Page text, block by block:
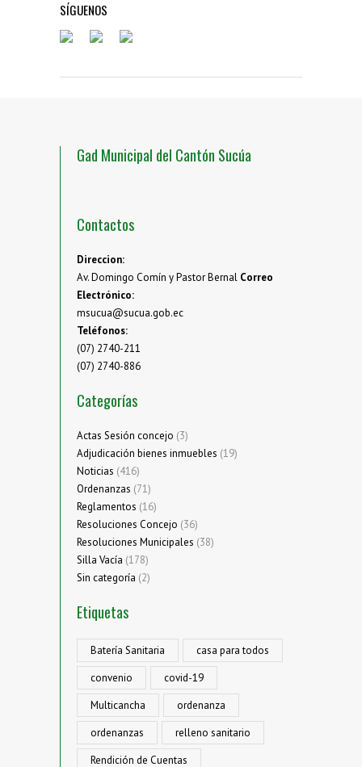
SÍGUENOS
Gad Municipal del Cantón Sucúa
Contactos
Direccion:
Av. Domingo Comín y Pastor Bernal Correo
Electrónico:
msucua@sucua.gob.ec
Teléfonos:
(07) 2740-211
(07) 2740-886
Categorías
Actas Sesión concejo (3)
Adjudicación bienes inmuebles (19)
Noticias (416)
Ordenanzas (71)
Reglamentos (16)
Resoluciones Concejo (36)
Resoluciones Municipales (38)
Silla Vacía (178)
Sin categoría (2)
Etiquetas
Batería Sanitaria
casa para todos
convenio
covid-19
Multicancha
ordenanza
ordenanzas
relleno sanitario
Rendición de Cuentas